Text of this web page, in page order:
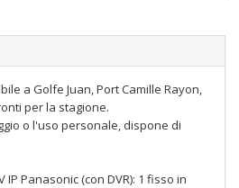
a Golfe Juan, Port Camille Rayon,
per la stagione.
o l'uso personale, dispone di
IP Panasonic (con DVR): 1 fisso in